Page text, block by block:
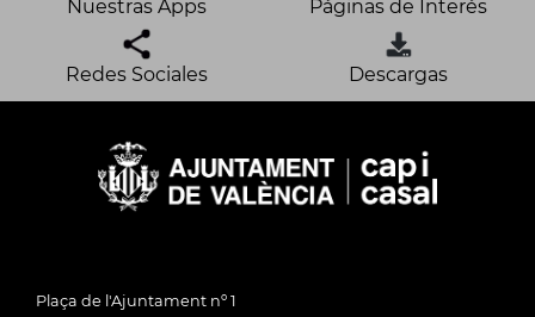
Nuestras Apps Páginas de Interés
Redes Sociales Descargas
Plaça de l'Ajuntament nº 1